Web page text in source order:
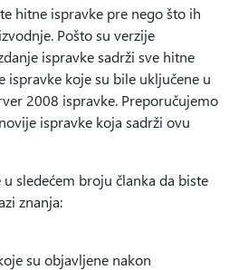
hitne ispravke pre nego što ih
Pošto su verzije
ispravke sadrži sve hitne
ispravke koje su bile uključene u
2008 ispravke. Preporučujemo
ispravke koja sadrži ovu
sledećem broju članka da biste
znanja:
su objavljene nakon